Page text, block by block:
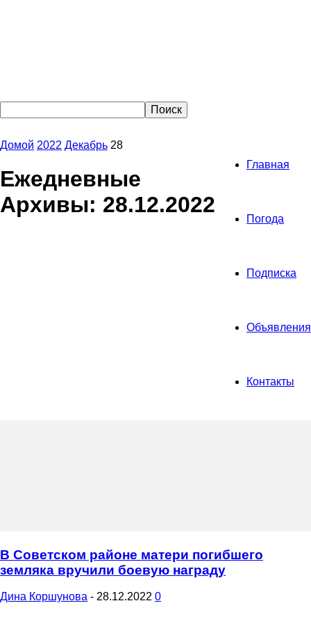
Главная
Погода
Подписка
Объявления
Контакты
Домой 2022 Декабрь 28
Ежедневные
Архивы: 28.12.2022
В Советском районе матери погибшего
земляка вручили боевую награду
Дина Коршунова - 28.12.2022 0